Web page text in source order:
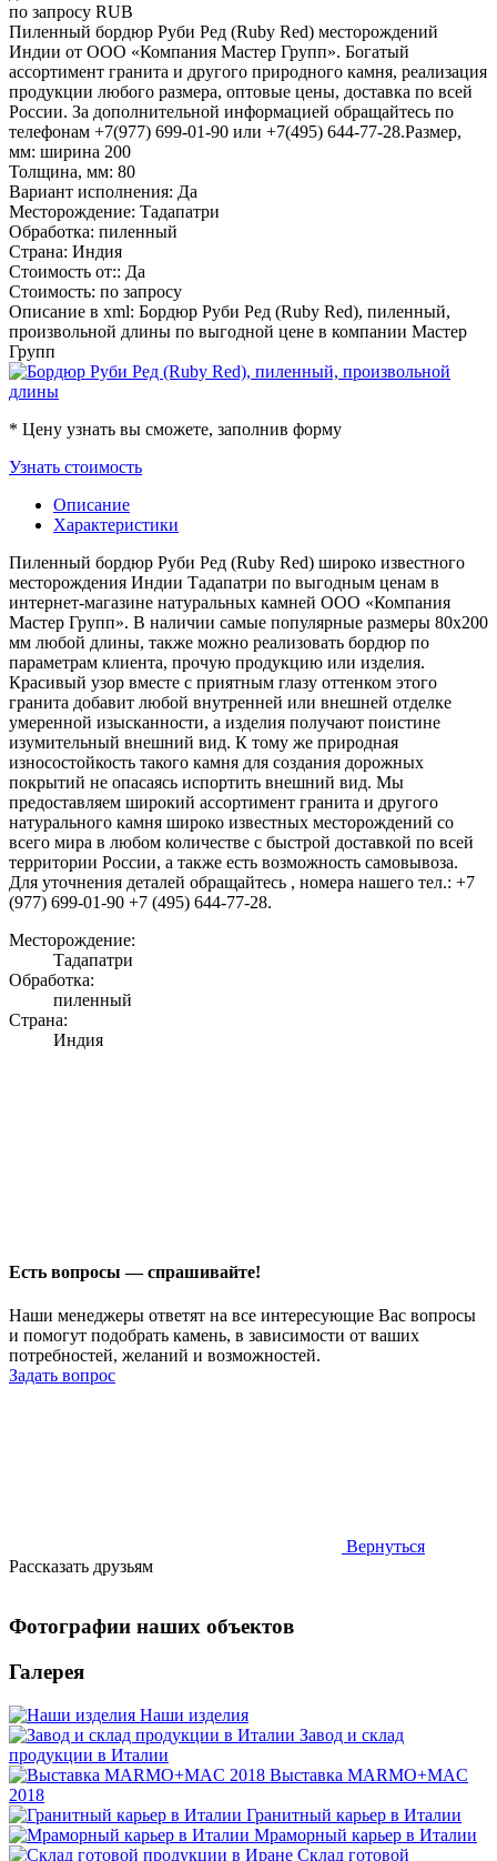
по запросу RUB
Пиленный бордюр Руби Ред (Ruby Red) месторождений
Индии от ООО «Компания Мастер Групп». Богатый
ассортимент гранита и другого природного камня, реализация
продукции любого размера, оптовые цены, доставка по всей
России. За дополнительной информацией обращайтесь по
телефонам +7(977) 699-01-90 или +7(495) 644-77-28.Размер,
мм: ширина 200
Толщина, мм: 80
Вариант исполнения: Да
Месторождение: Тадапатри
Обработка: пиленный
Страна: Индия
Стоимость от:: Да
Стоимость: по запросу
Описание в xml: Бордюр Руби Ред (Ruby Red), пиленный,
произвольной длины по выгодной цене в компании Мастер
Групп
* Цену узнать вы сможете, заполнив форму
Узнать стоимость
Описание
Характеристики
Пиленный бордюр Руби Ред (Ruby Red) широко известного
месторождения Индии Тадапатри по выгодным ценам в
интернет-магазине натуральных камней ООО «Компания
Мастер Групп». В наличии самые популярные размеры 80х200
мм любой длины, также можно реализовать бордюр по
параметрам клиента, прочую продукцию или изделия.
Красивый узор вместе с приятным глазу оттенком этого
гранита добавит любой внутренней или внешней отделке
умеренной изысканности, а изделия получают поистине
изумительный внешний вид. К тому же природная
износостойкость такого камня для создания дорожных
покрытий не опасаясь испортить внешний вид. Мы
предоставляем широкий ассортимент гранита и другого
натурального камня широко известных месторождений со
всего мира в любом количестве с быстрой доставкой по всей
территории России, а также есть возможность самовывоза.
Для уточнения деталей обращайтесь , номера нашего тел.: +7
(977) 699-01-90 +7 (495) 644-77-28.
Месторождение:
Тадапатри
Обработка:
пиленный
Страна:
Индия
Есть вопросы — спрашивайте!
Наши менеджеры ответят на все интересующие Вас вопросы
и помогут подобрать камень, в зависимости от ваших
потребностей, желаний и возможностей.
Задать вопрос
Вернуться
Рассказать друзьям
Фотографии наших объектов
Галерея
Наши изделия
Завод и склад
продукции в Италии
Выставка MARMO+MAC
2018
Гранитный карьер в Италии
Мраморный карьер в Италии
Склад готовой